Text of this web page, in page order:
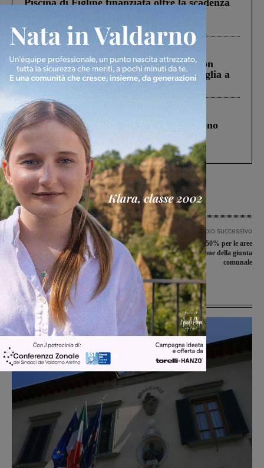
Piscina di Figline finanziata oltre la scadenza
ringraziamento al Governo”
Cronaca 3 Agosto 2026
Scomparso da una struttura di Castiglion
Fiorentino l’uomo che aveva ucciso la figlia a
Levane nel 2020
Cronaca 4 Agosto 2026
Un anno fa la strage in A1 in cui morirono
Gianni, Giulia e Franco. Lo schianto, il
processo, lo stop ai sorpassi fra tir....
Articolo precedente
Contributo per famiglie con disabili
minorenni: le domande si presentano
entro il 31 agosto
Articolo successivo
TOSAP: riduzione del 50% per le aree
mercatali. La decisione della giunta
comunale
Ultime Notizie